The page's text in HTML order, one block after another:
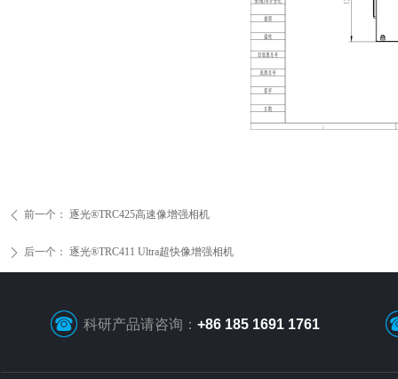
ꄴ 前一个： 逐光®TRC425高速像增强相机
ꄲ 后一个： 逐光®TRC411 Ultra超快像增强相机
科研产品请咨询： +86 185 1691 1761